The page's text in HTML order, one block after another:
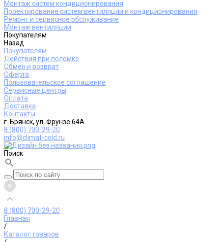
Монтаж систем кондиционирования
Проектирование систем вентиляции и кондиционирования
Ремонт и сервисное обслуживание
Монтаж вентиляции
Покупателям
Назад
Покупателям
Действия при поломке
Обмен и возврат
Оферта
Пользовательское соглашение
Сервисные центры
Оплата
Доставка
Контакты
г. Брянск, ул. Фрунзе 64А
8 (800) 700-29-20
info@climat-cold.ru
Поиск
8 (800) 700-29-20
Главная
/
Каталог товаров